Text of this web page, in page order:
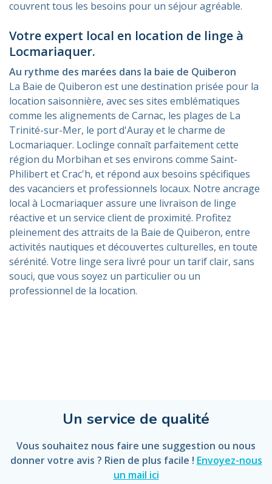
couvrent tous les besoins pour un séjour agréable.
Votre expert local en location de linge à
Locmariaquer.
Au rythme des marées dans la baie de Quiberon
La Baie de Quiberon est une destination prisée pour la
location saisonnière, avec ses sites emblématiques
comme les alignements de Carnac, les plages de La
Trinité-sur-Mer, le port d'Auray et le charme de
Locmariaquer. Loclinge connaît parfaitement cette
région du Morbihan et ses environs comme Saint-
Philibert et Crac'h, et répond aux besoins spécifiques
des vacanciers et professionnels locaux. Notre ancrage
local à Locmariaquer assure une livraison de linge
réactive et un service client de proximité. Profitez
pleinement des attraits de la Baie de Quiberon, entre
activités nautiques et découvertes culturelles, en toute
sérénité. Votre linge sera livré pour un tarif clair, sans
souci, que vous soyez un particulier ou un
professionnel de la location.
Un service de qualité
Vous souhaitez nous faire une suggestion ou nous
donner votre avis ? Rien de plus facile ! Envoyez-nous
un mail ici